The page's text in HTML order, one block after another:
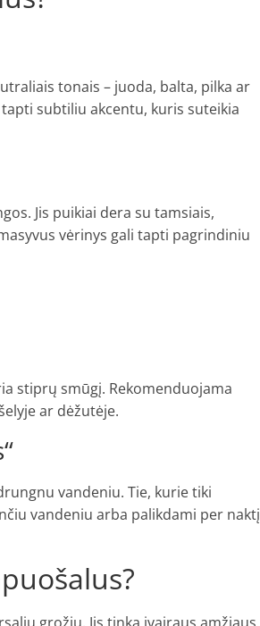
tonais – juoda, balta, pilka ar
subtiliu akcentu, kuris suteikia
Jis puikiai dera su tamsiais,
vėrinys gali tapti pagrindiniu
stiprų smūgį. Rekomenduojama
ar dėžutėje.
vandeniu. Tie, kurie tiki
vandeniu arba palikdami per naktį